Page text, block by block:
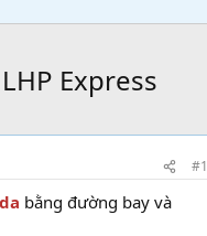
Express
#1
bằng đường bay và